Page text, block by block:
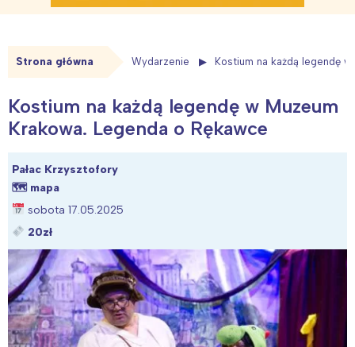
Strona główna Wydarzenie Kostium na każdą legendę
Kostium na każdą legendę w Muzeum
Krakowa. Legenda o Rękawce
Pałac Krzysztofory
🗺 mapa
sobota 17.05.2025
20zł